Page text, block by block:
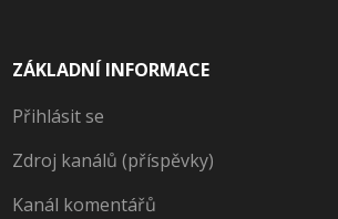
ZÁKLADNÍ INFORMACE
Přihlásit se
Zdroj kanálů (příspěvky)
Kanál komentářů